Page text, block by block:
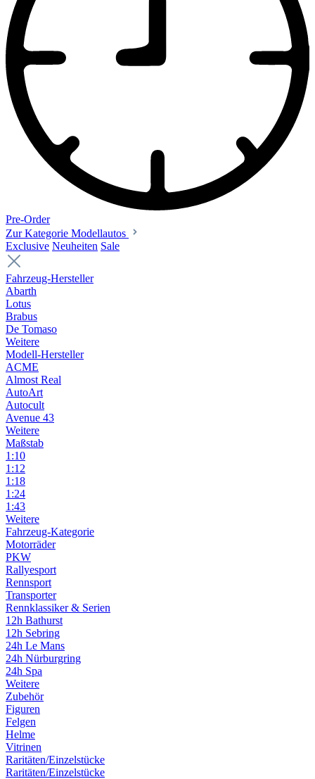
Pre-Order
Zur Kategorie Modellautos
Exclusive Neuheiten Sale
Fahrzeug-Hersteller
Abarth
Lotus
Brabus
De Tomaso
Weitere
Modell-Hersteller
ACME
Almost Real
AutoArt
Autocult
Avenue 43
Weitere
Maßstab
1:10
1:12
1:18
1:24
1:43
Weitere
Fahrzeug-Kategorie
Motorräder
PKW
Rallyesport
Rennsport
Transporter
Rennklassiker & Serien
12h Bathurst
12h Sebring
24h Le Mans
24h Nürburgring
24h Spa
Weitere
Zubehör
Figuren
Felgen
Helme
Vitrinen
Raritäten/Einzelstücke
Raritäten/Einzelstücke